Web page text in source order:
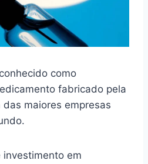
como
fabricado pela
maiores empresas
em